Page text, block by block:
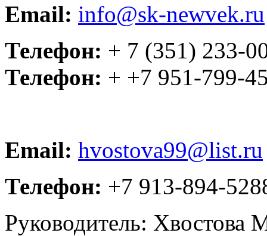
Email: info@sk-newvek.ru
Телефон: + 7 (351) 233-
Телефон: + +7 951-799-
Email: hvostova99@list.ru
Телефон: +7 913-894-
Руководитель: Хвостова